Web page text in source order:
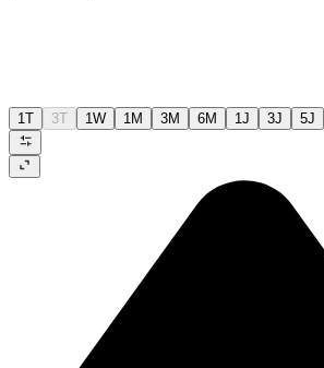
1T 3T 1W 1M 3M 6M 1J 3J 5J